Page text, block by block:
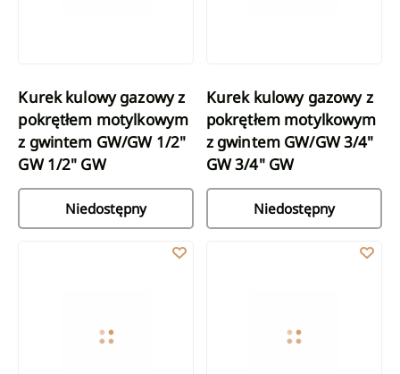
Kurek kulowy gazowy z
pokrętłem motylkowym
z gwintem GW/GW 1/2"
GW 1/2" GW
Niedostępny
Kurek kulowy gazowy z
pokrętłem motylkowym
z gwintem GW/GW 3/4"
GW 3/4" GW
Niedostępny
Kurek kulowy gazowy z gwintem GW/GW 1/2" GW 1/2" GW
Kurek kulowy gazowy z